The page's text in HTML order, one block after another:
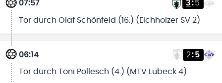
07:57 3:5
Tor durch Olaf Schönfeld (16.) (Eichholzer SV 2)
06:14 2:5
Tor durch Toni Pollesch (4.) (MTV Lübeck 4)